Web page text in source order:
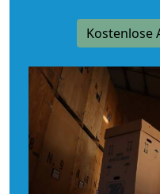
Kostenlose